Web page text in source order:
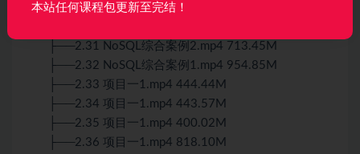
├──2.30 NoSQL综合案例1.mp4 757.45M
├──2.31 NoSQL综合案例2.mp4 713.45M
├──2.32 NoSQL综合案例1.mp4 954.85M
├──2.33 项目一1.mp4 444.44M
├──2.34 项目一1.mp4 443.57M
├──2.35 项目一1.mp4 400.02M
├──2.36 项目一1.mp4 818.10M
本站任何课程包更新至完结！